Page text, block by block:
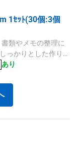
1ｾｯﾄ(30個:3個
類やメモの整理に
っかりとした作りで
あり